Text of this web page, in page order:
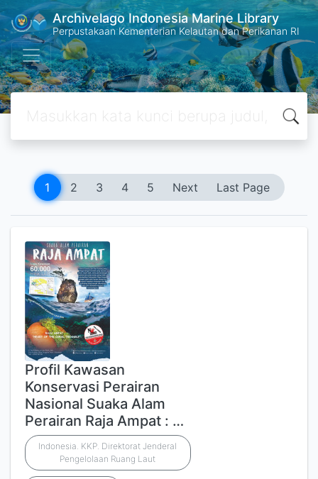
Archivelago Indonesia Marine Library
Perpustakaan Kementerian Kelautan dan Perikanan RI
1 2 3 4 5 Next Last Page
Profil Kawasan
Konservasi Perairan
Nasional Suaka Alam
Perairan Raja Ampat : …
Indonesia. KKP. Direktorat Jenderal
Pengelolaan Ruang Laut